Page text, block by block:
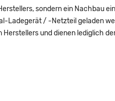
sondern ein Nachbau
Ladegerät / -Netzteil geladen
Herstellers und dienen lediglich